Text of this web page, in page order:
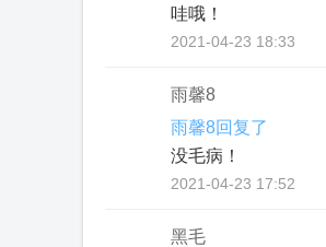
哇哦！
2021-04-23 18:33
雨馨8
雨馨8回复了
没毛病！
2021-04-23 17:52
黑毛